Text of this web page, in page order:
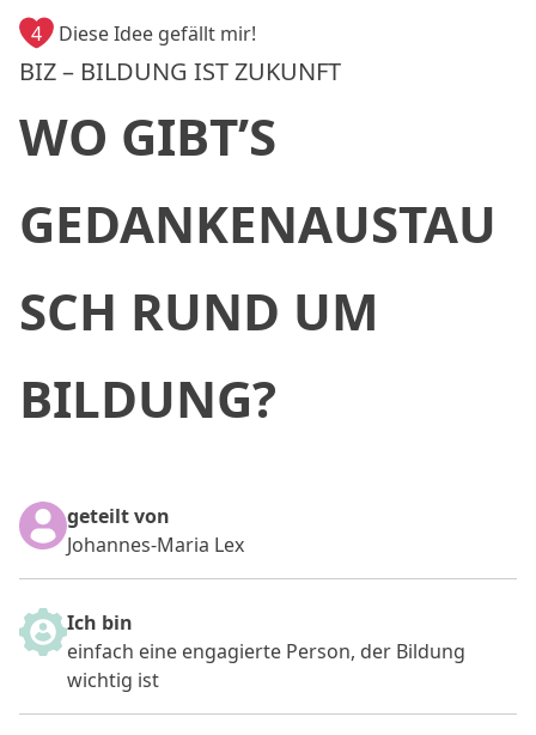
4 Diese Idee gefällt mir!
BIZ – BILDUNG IST ZUKUNFT
WO GIBT’S
GEDANKENAUSTAU
SCH RUND UM
BILDUNG?
geteilt von
Johannes-Maria Lex
Ich bin
einfach eine engagierte Person, der Bildung
wichtig ist